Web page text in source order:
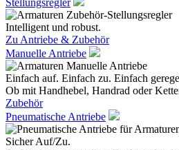
Stellungsregler
Intelligent und robust.
Zu Antriebe & Zubehör
Manuelle Antriebe
Einfach auf. Einfach zu. Einfach
Ob mit Handhebel, Handrad oder
Zubehör
Pneumatische Antriebe
Sicher Auf/Zu.